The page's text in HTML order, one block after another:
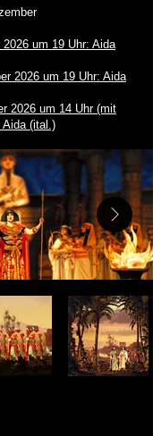
um 19 Uhr: Aida
2026 um 19 Uhr: Aida
2026 um 14 Uhr (mit
Aida (ital.)